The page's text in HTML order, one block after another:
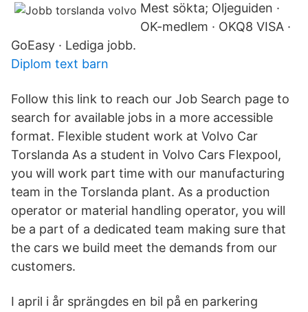
Mest sökta; Oljeguiden ·
OK-medlem · OKQ8 VISA ·
GoEasy · Lediga jobb.
Diplom text barn
Follow this link to reach our Job Search page to
search for available jobs in a more accessible
format. Flexible student work at Volvo Car
Torslanda As a student in Volvo Cars Flexpool,
you will work part time with our manufacturing
team in the Torslanda plant. As a production
operator or material handling operator, you will
be a part of a dedicated team making sure that
the cars we build meet the demands from our
customers.
I april i år sprängdes en bil på en parkering